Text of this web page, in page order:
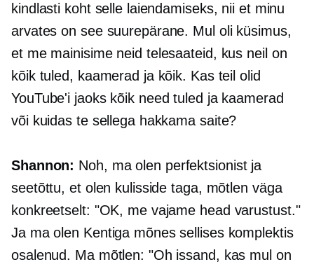
kindlasti koht selle laiendamiseks, nii et minu
arvates on see suurepärane. Mul oli küsimus,
et me mainisime neid telesaateid, kus neil on
kõik tuled, kaamerad ja kõik. Kas teil olid
YouTube'i jaoks kõik need tuled ja kaamerad
või kuidas te sellega hakkama saite?
Shannon: Noh, ma olen perfektsionist ja
seetõttu, et olen kulisside taga, mõtlen väga
konkreetselt: "OK, me vajame head varustust."
Ja ma olen Kentiga mõnes sellises komplektis
osalenud. Ma mõtlen: "Oh issand, kas mul on